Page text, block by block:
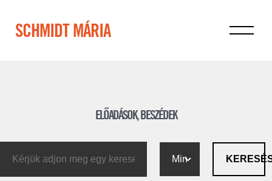
SCHMIDT MÁRIA
ELŐADÁSOK, BESZÉDEK